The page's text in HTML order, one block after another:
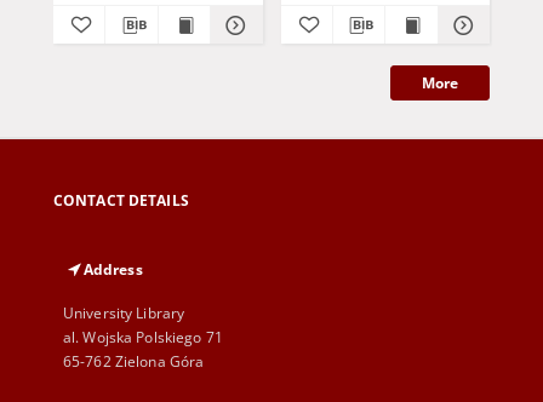
berichtigt bis zum Januar
1804
More
CONTACT DETAILS
Address
University Library
al. Wojska Polskiego 71
65-762 Zielona Góra